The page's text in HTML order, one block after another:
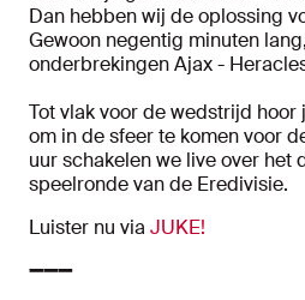
Dan hebben wij de oplossing
Gewoon negentig minuten
onderbrekingen Ajax -
Tot vlak voor de wedstrijd hoor
om in de sfeer te komen voor
uur schakelen we live over het
speelronde van de Eredivisie.
Luister nu via JUKE!
➖➖➖